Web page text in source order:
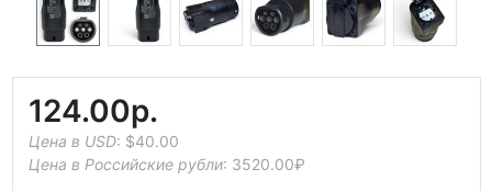
124.00р.
Цена в USD: $40.00
Цена в Российские рубли: 3520.00₽